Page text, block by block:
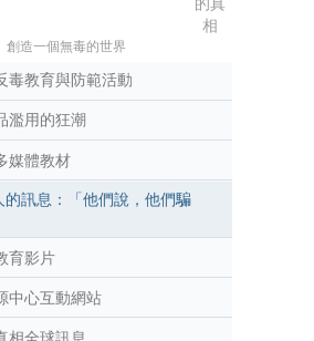
相
創造一個無毒的世界
毒教育與防範活動
濫用的狂潮
媒體教材
的訊息：「他們說，他們騙
育影片
中心互動網站